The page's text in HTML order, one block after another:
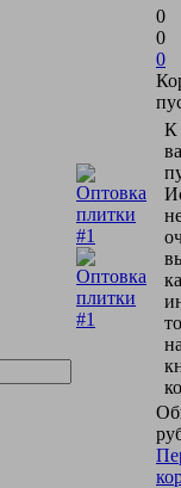
0
0
0
К